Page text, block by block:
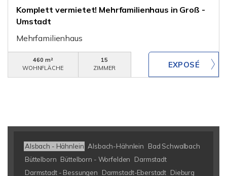
Komplett vermietet! Mehrfamilienhaus in Groß -
Umstadt
Mehrfamilienhaus
460 m²
WOHNFLÄCHE
15
ZIMMER
Alsbach - Hähnlein Alsbach-Hähnlein
Bad Schwalbach
Büttelborn Büttelborn - Worfelden
Darmstadt
Darmstadt - Bessungen
Darmstadt-Eberstadt Dieburg